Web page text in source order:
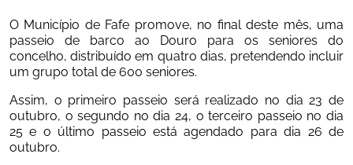
O Município de Fafe promove, no final deste mês, uma
passeio de barco ao Douro para os seniores do
concelho, distribuído em quatro dias, pretendendo incluir
um grupo total de 600 seniores.
Assim, o primeiro passeio será realizado no dia 23 de
outubro, o segundo no dia 24, o terceiro passeio no dia
25 e o último passeio está agendado para dia 26 de
outubro.